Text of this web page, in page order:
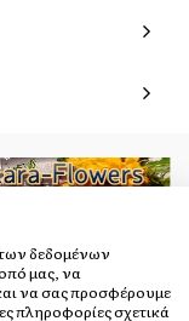
Reserved.
δεδομένων
μας, να
να σας προσφέρουμε
πληροφορίες σχετικά